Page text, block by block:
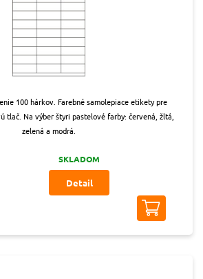
100 hárkov. Farebné samolepiace etikety pre
tlač. Na výber štyri pastelové farby: červená, žltá,
zelená a modrá.
SKLADOM
Detail